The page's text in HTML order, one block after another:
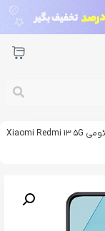
/ گلس گوشی شیائومی Xiaomi Redmi 13 5G